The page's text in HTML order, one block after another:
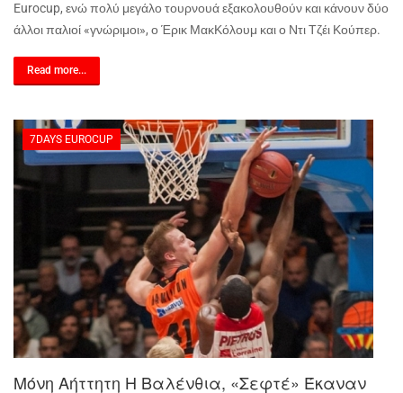
Eurocup, ενώ πολύ μεγάλο τουρνουά εξακολουθούν και κάνουν δύο
άλλοι παλιοί «γνώριμοι», ο Έρικ ΜακΚόλουμ και ο Ντι Τζέι Κούπερ.
Read more...
7DAYS EUROCUP
Μόνη Αήττητη Η Βαλένθια, «σεφτέ» Έκαναν